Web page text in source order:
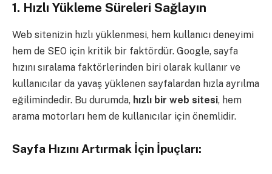
1. Hızlı Yükleme Süreleri Sağlayın
Web sitenizin hızlı yüklenmesi, hem kullanıcı deneyimi
hem de SEO için kritik bir faktördür. Google, sayfa
hızını sıralama faktörlerinden biri olarak kullanır ve
kullanıcılar da yavaş yüklenen sayfalardan hızla ayrılma
eğilimindedir. Bu durumda, hızlı bir web sitesi, hem
arama motorları hem de kullanıcılar için önemlidir.
Sayfa Hızını Artırmak İçin İpuçları: